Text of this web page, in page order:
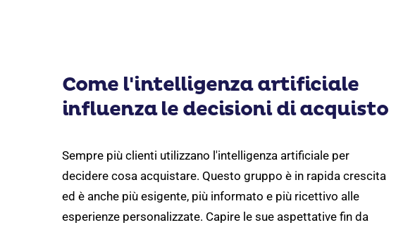
Come l'intelligenza artificiale
influenza le decisioni di acquisto
Sempre più clienti utilizzano l'intelligenza artificiale per
decidere cosa acquistare. Questo gruppo è in rapida crescita
ed è anche più esigente, più informato e più ricettivo alle
esperienze personalizzate. Capire le sue aspettative fin da